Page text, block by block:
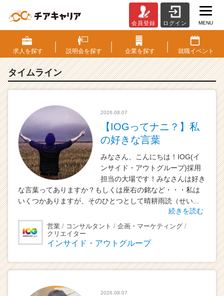
イ
ム
ラ
ン
一
ベ
ン
チ
ャ
ー・
企
業
ら
カ
ト
会員登録 ログイン MENU
求人を探す 説明会を探す 企業を探す 就職イベント
タイムライン
2026.08.07
【IOGってナニ？】私
の好きな言葉
みなさん、こんにちは！IOG(イ
ンサイド・アウトグループ)採用
担当の大場です！みなさんは好き
な言葉ってありますか？もしくは座右の銘など・・・私は
いくつかありますが、そのひとつとして晴耕雨読（せい...
続きを読む
営業 コンサルタント
企画・マーケティング
クリエイター
インサイド・アウトグループ
2026.08.07